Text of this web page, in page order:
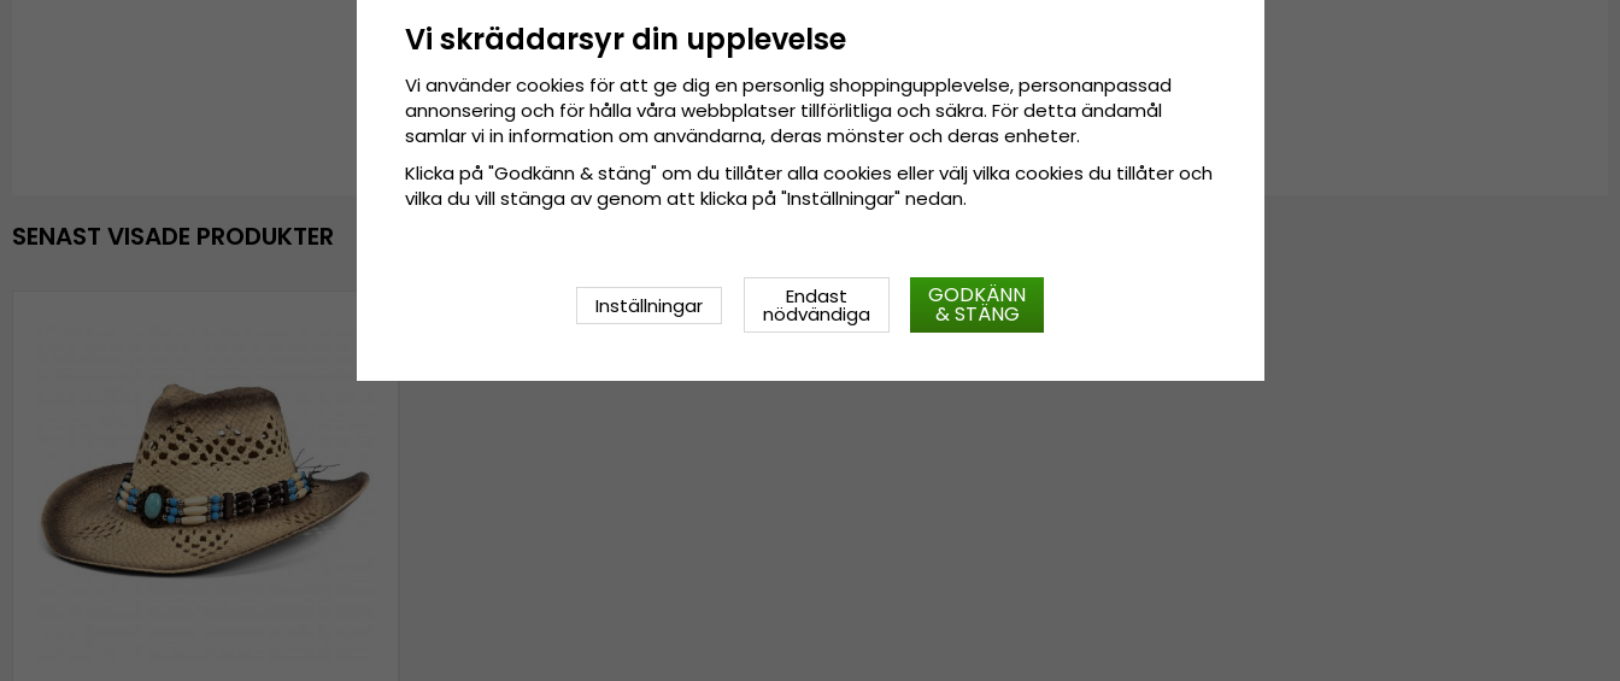
SENAST VISADE PRODUKTER
Vi skräddarsyr din upplevelse
Vi använder cookies för att ge dig en personlig shoppingupplevelse, personanpassad
annonsering och för hålla våra webbplatser tillförlitliga och säkra. För detta ändamål
samlar vi in information om användarna, deras mönster och deras enheter.
Klicka på "Godkänn & stäng" om du tillåter alla cookies eller välj vilka cookies du tillåter och
vilka du vill stänga av genom att klicka på "Inställningar" nedan.
Inställningar Endast
nödvändiga
GODKÄNN
& STÄNG